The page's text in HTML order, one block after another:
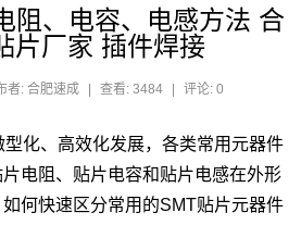
阻、电容、电感方法 合
片厂家 插件焊接
者: 合肥速成 查看: 3484 评论: 0
化、高效化发展，各类常用元器件
电阻、贴片电容和贴片电感在外形
如何快速区分常用的SMT贴片元器件